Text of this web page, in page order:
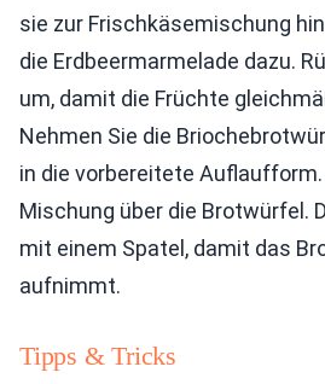
sie zur Frischkäsemischung
die Erdbeermarmelade dazu.
um, damit die Früchte
Nehmen Sie die
in die vorbereitete Auflaufform.
Mischung über die Brotwürfel.
mit einem Spatel, damit das
aufnimmt.
Tipps & Tricks